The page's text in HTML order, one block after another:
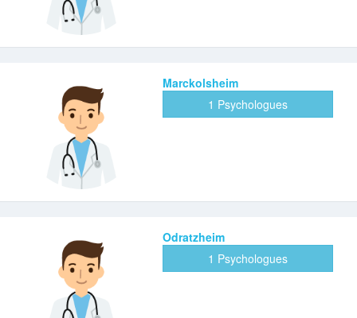
Marckolsheim
1 Psychologues
Odratzheim
1 Psychologues